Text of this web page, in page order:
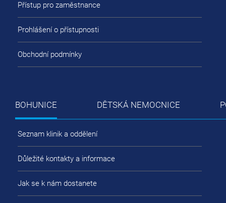
Přístup pro zaměstnance
Prohlášení o přístupnosti
Obchodní podmínky
BOHUNICE DĚTSKÁ NEMOCNICE
Seznam klinik a oddělení
Důležité kontakty a informace
Jak se k nám dostanete